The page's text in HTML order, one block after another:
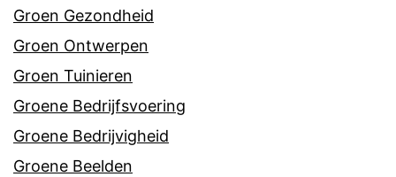
Groen Gezondheid
Groen Ontwerpen
Groen Tuinieren
Groene Bedrijfsvoering
Groene Bedrijvigheid
Groene Beelden